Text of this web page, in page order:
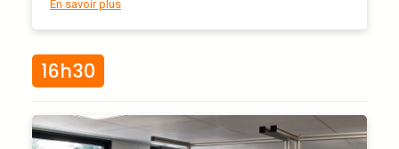
En savoir plus
16h30